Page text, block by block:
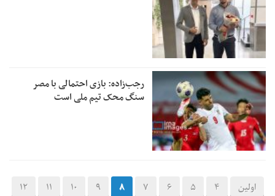
رجب‌زاده: بازی احتمالی با مصر
سنگ محک تیم ملی است
اولین 4
5
6
7
8
9
10
11
12